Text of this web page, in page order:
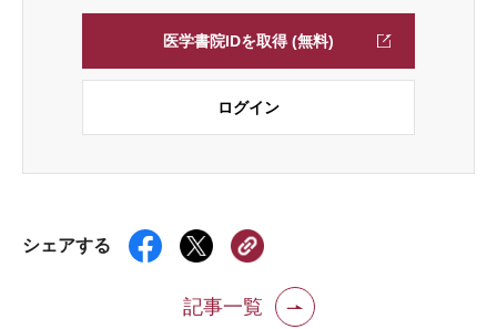
医学書院IDを取得 (無料)
ログイン
シェアする
記事一覧